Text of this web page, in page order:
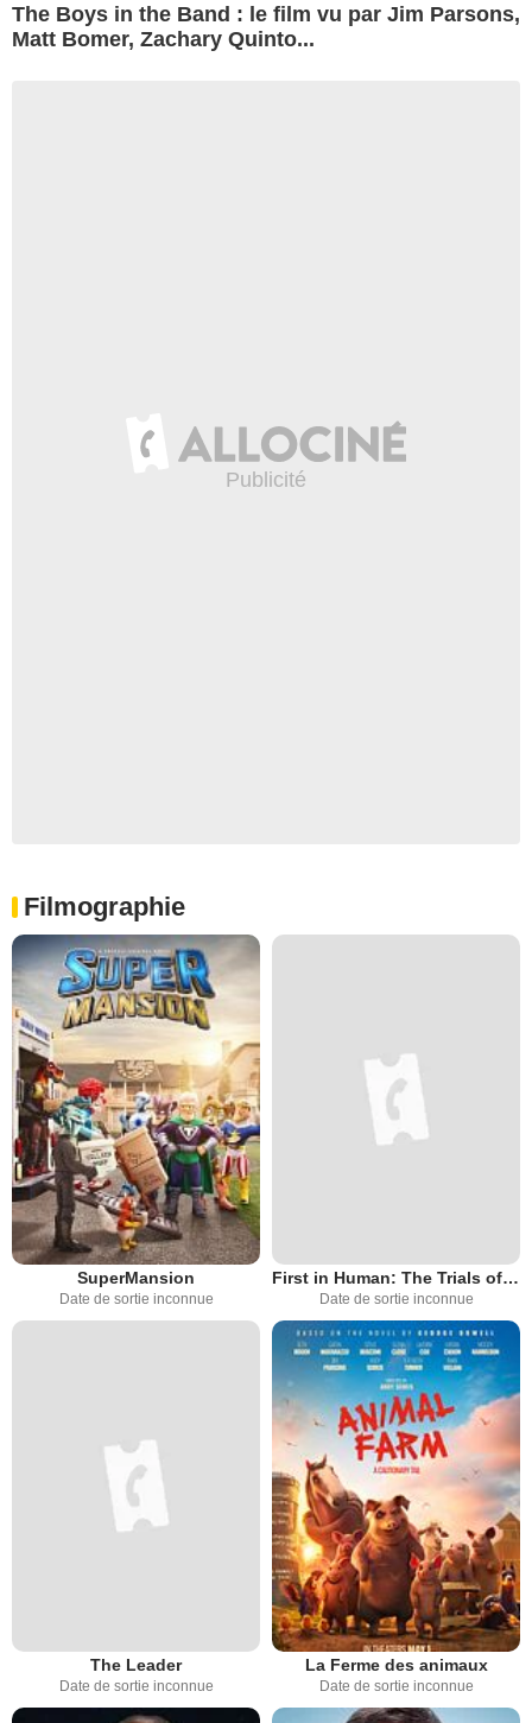
The Boys in the Band : le film vu par Jim Parsons,
Matt Bomer, Zachary Quinto...
Filmographie
SuperMansion
Date de sortie inconnue
First in Human: The Trials of Building 10
Date de sortie inconnue
The Leader
Date de sortie inconnue
La Ferme des animaux
Date de sortie inconnue